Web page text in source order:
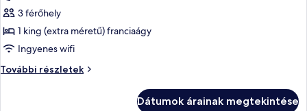
képének
megtekintése:
Deluxe
kétszemélyes
3 férőhely
1 king (extra méretű) franciaágy
Ingyenes wifi
További részletek
Deluxe
Dátumok árainak megtekintése